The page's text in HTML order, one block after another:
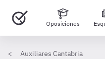
Oposiciones
Auxiliares Cantabria